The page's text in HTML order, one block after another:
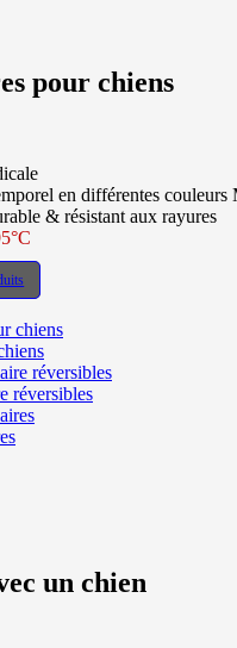
pour chiens
en différentes couleurs
& résistant aux rayures
réversibles
un chien